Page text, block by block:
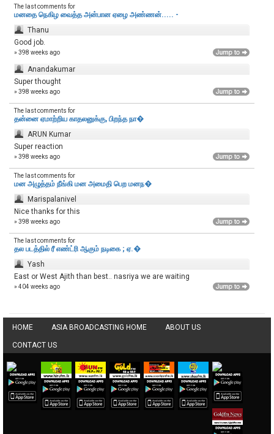
The last comments for
மனதை நெகிழ வைத்த அன்பான ஏழை அண்ணன்..... -
Thanu
Good job.
» 398 weeks ago
Anandakumar
Super thought
» 398 weeks ago
The last comments for
தன்னை ஏமாற்றிய காதலனுக்கு, பிறந்த நா�
ARUN Kumar
Super reaction
» 398 weeks ago
The last comments for
மன அழுத்தம் நீங்கி மன அமைதி பெற‌ மனந�
Marispalanivel
Nice thanks for this
» 398 weeks ago
The last comments for
தல படத்தில் ரீ எண்ட்ரி ஆகும் நடிகை ; ஏ.�
Yash
East or West Ajith than best.. nasriya we are waiting
» 404 weeks ago
HOME ASIA BROADCASTING HOME ABOUT US
CONTACT US